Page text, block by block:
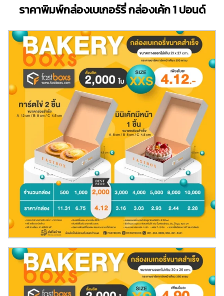
ราคาพิมพ์กล่องเบเกอร์รี่ กล่องเค้ก 1 ปอนด์